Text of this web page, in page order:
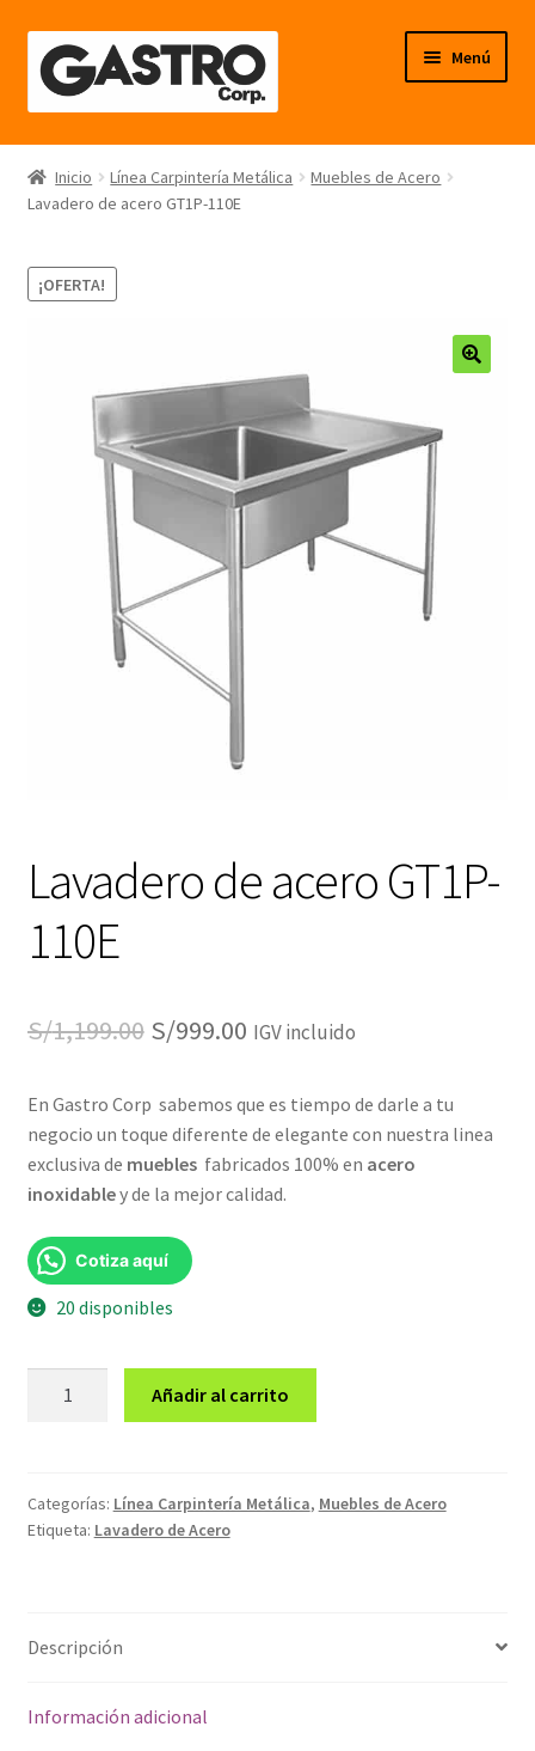
al
contenido
Menú
Línea Frío
Línea Calor
Línea Neutro
Línea Carpintería Metálica
Línea Fibra de Vidrio
Inicio Línea Carpintería Metálica
Muebles de Acero
Lavadero de acero GT1P-110E
¡OFERTA!
Lavadero de acero GT1P-
110E
S/1,199.00 El
original
era:
S/1,199.00.
S/999.00El
actual
es:
S/999.00.
IGV incluido
En Gastro Corp sabemos que es tiempo de darle a tu
negocio un toque diferente de elegante con nuestra linea
exclusiva de mueblesfabricados 100% en acero
inoxidabley de la mejor calidad.
Cotiza aquí
20 disponibles
110E
cantidad
Añadir al carrito
Categorías: Línea Carpintería Metálica, Muebles de Acero
Etiqueta: Lavadero de Acero
Descripción
Información adicional